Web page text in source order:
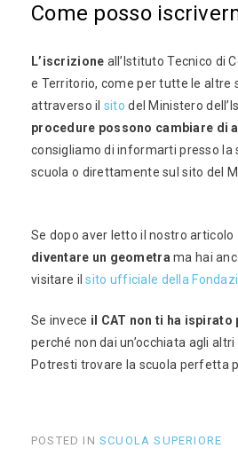
Come posso
L’iscrizione all’Istituto Tecnico di
e Territorio, come per tutte le altre
attraverso il sito del Ministero
procedure possono cambiare di
consigliamo di informarti presso la
scuola o direttamente sul sito del
Se dopo aver letto il nostro articolo
diventare un geometra ma hai
visitare ilsito ufficiale della
Se invece il CAT non ti ha
perché non dai un’occhiata agli
Potresti trovare la scuola perfetta
POSTED IN SCUOLA SUPERIORE